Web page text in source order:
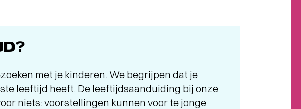
met je kinderen. We begrijpen dat je
leeftijd heeft. De leeftijdsaanduiding bij onze
niets: voorstellingen kunnen voor te jonge